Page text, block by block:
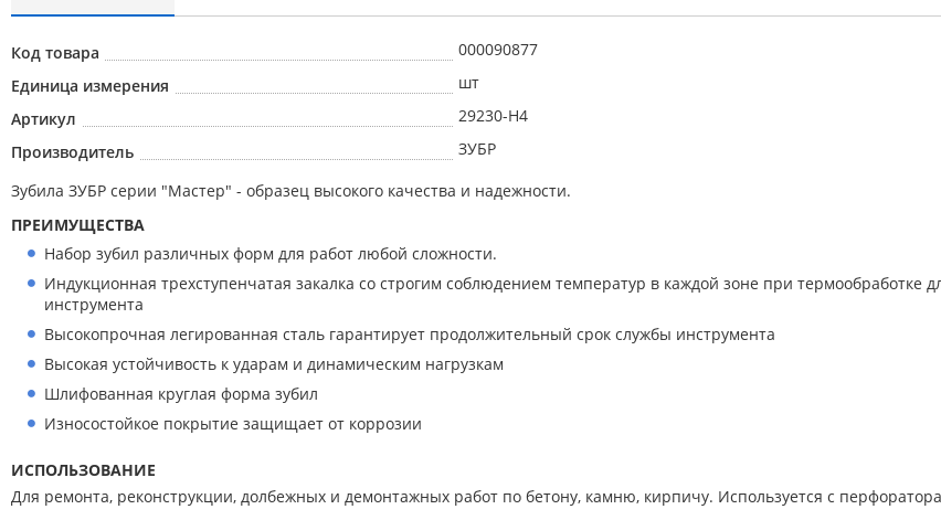
Абразивные материалы
Автоаксессуары и принадлежности
Инструменты и оборудование
Электроинструмент
Клининг
Оборудование
Пневмоинструмент
Расходные материалы
Ручной инструмент
Код товара
000090877
Единица измерения
шт
Артикул
29230-H4
Производитель
ЗУБР
Зубила ЗУБР серии ″Мастер″ - образец высокого качества и надежности.
ПРЕИМУЩЕСТВА
Набор зубил различных форм для работ любой сложности.
Индукционная трехступенчатая закалка со строгим соблюдением температур в каждой зоне при термообработке
инструмента
Высокопрочная легированная сталь гарантирует продолжительный срок службы инструмента
Высокая устойчивость к ударам и динамическим нагрузкам
Шлифованная круглая форма зубил
Износостойкое покрытие защищает от коррозии
ИСПОЛЬЗОВАНИЕ
Для ремонта, реконструкции, долбежных и демонтажных работ по бетону, камню, кирпичу. Используется с